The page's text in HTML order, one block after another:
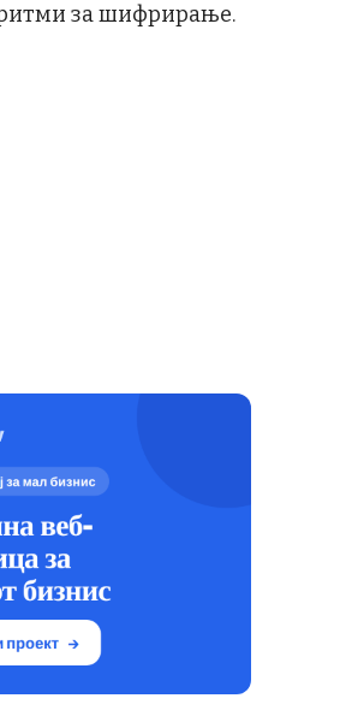
за шифрирање.